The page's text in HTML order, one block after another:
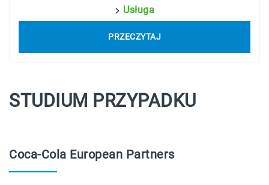
> Usługa
PRZECZYTAJ
STUDIUM PRZYPADKU
Coca-Cola European Partners